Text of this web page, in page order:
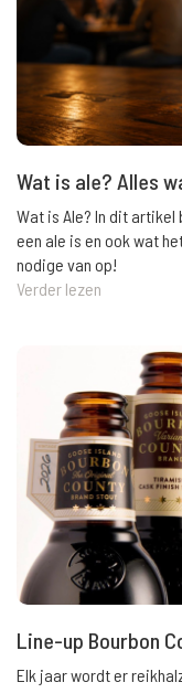
Wat is ale? Alles
Wat is Ale? In dit
een ale is en ook wat
nodige van op!
Verder lezen
Line-up Bourbon
Elk jaar wordt er